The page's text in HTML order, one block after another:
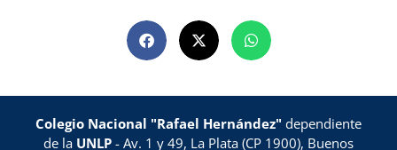
Colegio Nacional "Rafael Hernández" dependiente
de la UNLP - Av. 1 y 49, La Plata (CP 1900), Buenos